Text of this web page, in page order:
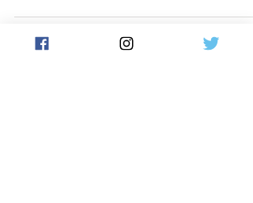
Monroe? El Corolario
Trump para la invasión